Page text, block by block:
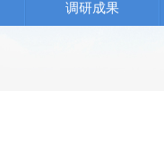
调研成果